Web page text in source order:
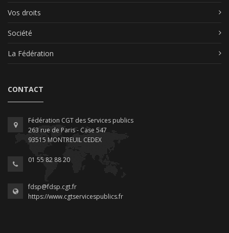
Vos droits
Société
La Fédération
CONTACT
Fédération CGT des Services publics
263 rue de Paris - Case 547
93515 MONTREUIL CEDEX
01 55 82 88 20
fdsp@fdsp.cgt.fr
https://www.cgtservicespublics.fr